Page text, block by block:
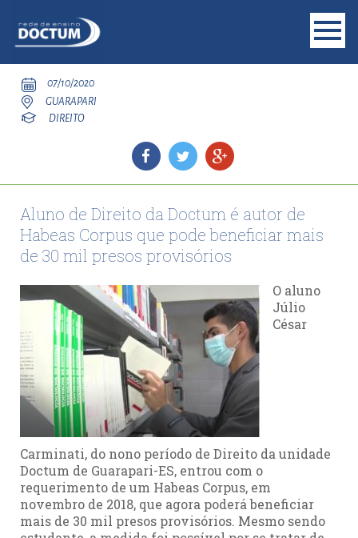
07/10/2020
GUARAPARI
DIREITO
Aluno de Direito da Doctum é autor de
Habeas Corpus que pode beneficiar mais
de 30 mil presos provisórios
O aluno
Júlio
César
Carminati, do nono período de Direito da unidade
Doctum de Guarapari-ES, entrou com o
requerimento de um Habeas Corpus, em
novembro de 2018, que agora poderá beneficiar
mais de 30 mil presos provisórios. Mesmo sendo